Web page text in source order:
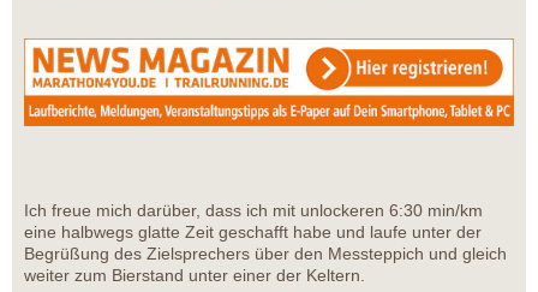
Ich freue mich darüber, dass ich mit unlockeren 6:30 min/km
eine halbwegs glatte Zeit geschafft habe und laufe unter der
Begrüßung des Zielsprechers über den Messteppich und gleich
weiter zum Bierstand unter einer der Keltern.